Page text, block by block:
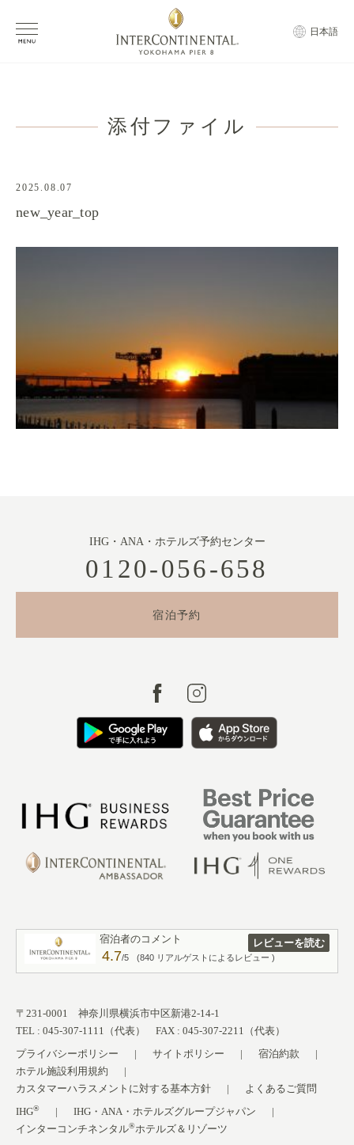
日本語
添付ファイル
2025.08.07
new_year_top
IHG・ANA・ホテルズ予約センター
0120-056-658
宿泊予約
宿泊者のコメント
4.7/5 (840 リアルゲストによるレビュー )
レビューを読む
〒231-0001 神奈川県横浜市中区新港2-14-1
TEL : 045-307-1111（代表） FAX : 045-307-2211（代表）
プライバシーポリシー
サイトポリシー
宿泊約款
ホテル施設利用規約
カスタマーハラスメントに対する基本方針
よくあるご質問
IHG®
IHG・ANA・ホテルズグループジャパン
インターコンチネンタル®ホテルズ＆リゾーツ